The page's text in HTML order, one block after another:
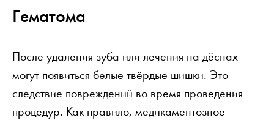
Гематома
После удаления зуба или лечения на дёснах
могут появиться белые твёрдые шишки. Это
следствие повреждений во время проведения
процедур. Как правило, медикаментозное